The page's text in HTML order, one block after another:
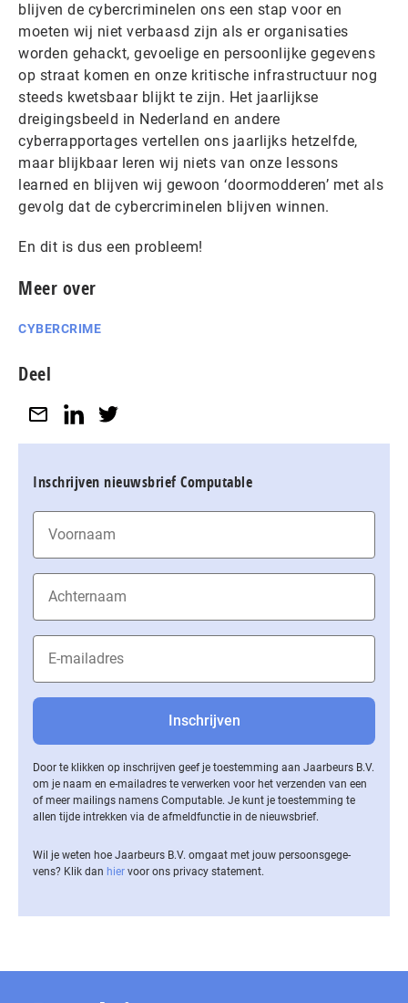
blijven de cybercriminelen ons een stap voor en
moeten wij niet verbaasd zijn als er organisaties
worden gehackt, gevoelige en persoonlijke gegevens
op straat komen en onze kritische infrastructuur nog
steeds kwetsbaar blijkt te zijn. Het jaarlijkse
dreigingsbeeld in Nederland en andere
cyberrapportages vertellen ons jaarlijks hetzelfde,
maar blijkbaar leren wij niets van onze lessons
learned en blijven wij gewoon ‘doormodderen’ met als
gevolg dat de cybercriminelen blijven winnen.
En dit is dus een probleem!
Meer over
CYBERCRIME
Deel
Inschrijven nieuwsbrief Computable
Door te klikken op inschrijven geef je toestemming aan Jaarbeurs B.V.
om je naam en e-mailadres te verwerken voor het verzenden van een
of meer mailings namens Computable. Je kunt je toestemming te
allen tijde intrekken via de af­meld­func­tie in de nieuwsbrief.
Wil je weten hoe Jaarbeurs B.V. omgaat met jouw per­soons­ge­ge­
vens? Klik dan hier voor ons privacy statement.